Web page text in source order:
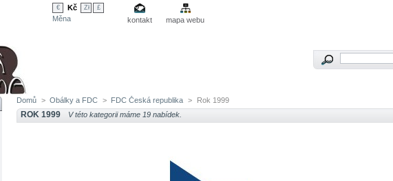
€ Kč Zł £
Měna kontakt
mapa webu
Domů > Obálky a FDC > FDC Česká republika > Rok 1999
ROK 1999 V této kategorii máme 19 nabídek.